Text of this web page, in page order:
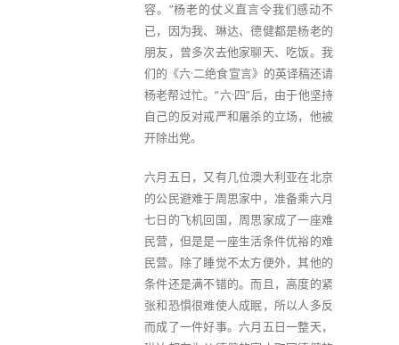
容。”杨老的仗义直言令我们感动不
已，因为我、琳达、德健都是杨老的
朋友，曾多次去他家聊天、吃饭。我
们的《六·二绝食宣言》的英译稿还请
杨老帮过忙。“六·四”后，由于他坚持
自己的反对戒严和屠杀的立场，他被
开除出党。
六月五日，又有几位澳大利亚在北京
的公民避难于周思家中，准备乘六月
七日的飞机回国，周思家成了一座难
民营，但是是一座生活条件优裕的难
民营。除了睡觉不太方便外，其他的
条件还是满不错的。而且，高度的紧
张和恐惧很难使人成眠，所以人多反
而成了一件好事。六月五日一整天，